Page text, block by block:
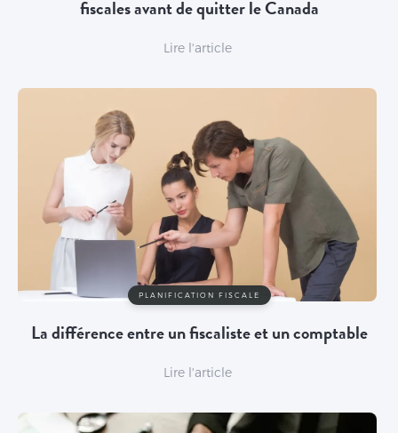
fiscales avant de quitter le Canada
Lire l'article
PLANIFICATION FISCALE
La différence entre un fiscaliste et un comptable
Lire l'article